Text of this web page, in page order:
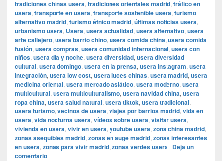
tradiciones chinas usera, tradiciones orientales madrid, tráfico en
usera, transporte en usera, transporte sostenible usera, turismo
alternativo madrid, turismo étnico madrid, últimas noticias usera,
urbanismo usera, Usera, usera actualidad, usera alternativo, usera
arte callejero, usera barrio chino, usera comida china, usera comida
fusión, usera compras, usera comunidad internacional, usera con
niños, usera día y noche, usera diversidad, usera diversidad
cultural, usera domingo, usera en la prensa, usera instagram, usera
integración, usera low cost, usera luces chinas, usera madrid, usera
medicina oriental, usera mercado asiático, usera moderno, usera
multicultural, usera multiculturalismo, usera navidad china, usera
ropa china, usera salud natural, usera tiktok, usera tradicional,
usera turismo, vecinos de usera, viajes por barrios madrid, vida en
usera, vida nocturna usera, vídeos sobre usera, visitar usera,
vivienda en usera, vivir en usera, youtube usera, zona china madrid,
zonas asequibles madrid, zonas en auge madrid, zonas interesantes
en usera, zonas para vivir madrid, zonas verdes usera | Deja un
comentario